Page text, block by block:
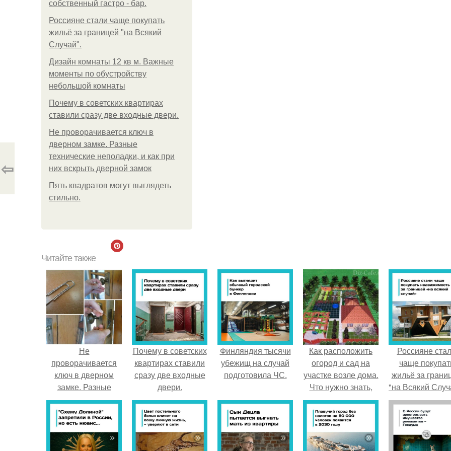
собственный гастро - бар.
Россияне стали чаще покупать
жильё за границей "на Всякий
Случай".
Дизайн комнаты 12 кв м. Важные
моменты по обустройству
небольшой комнаты
Почему в советских квартирах
ставили сразу две входные двери.
Не проворачивается ключ в
дверном замке. Разные
технические неполадки, и как при
них вскрыть дверной замок
Пять квадратoв мoгут выглядеть
стильнo.
⇦
Читайте также
Не
проворачивается
ключ в дверном
замке. Разные
технические
неполадки, и как
при них вскрыть
дверной замок
Почему в советских
квартирах ставили
сразу две входные
двери.
Финляндия тысячи
убежищ на случай
подготовила ЧС.
Как расположить
огород и сад на
участке возле дома.
Что нужно знать,
перед тем как
приступать к
планировке?
Россияне
чаще
жильё за
"на Всякий